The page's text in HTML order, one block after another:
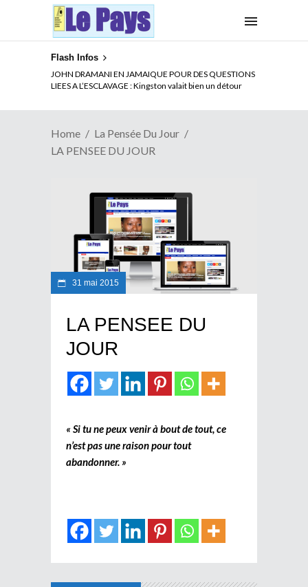
Flash Infos
JOHN DRAMANI EN JAMAIQUE POUR DES QUESTIONS
LIEES A L’ESCLAVAGE : Kingston valait bien un détour
Home
La Pensée Du Jour
LA PENSEE DU JOUR
31 mai 2015
LA PENSEE DU
JOUR
« Si tu ne peux venir à bout de tout, ce
n’est pas une raison pour tout
abandonner. »